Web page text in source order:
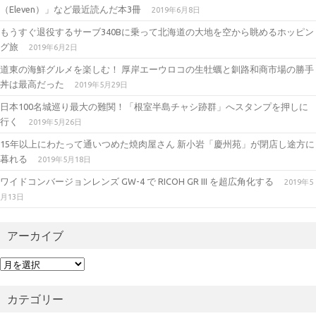
m
（Eleven）」など最近読んだ本3冊 2019年6月8日
もうすぐ退役するサーブ340Bに乗って北海道の大地を空から眺めるホッピン
グ旅
2019年6月2日
道東の海鮮グルメを楽しむ！ 厚岸エーウロコの生牡蠣と釧路和商市場の勝手
丼は最高だった
2019年5月29日
日本100名城巡り最大の難関！「根室半島チャシ跡群」へスタンプを押しに
行く
2019年5月26日
15年以上にわたって通いつめた焼肉屋さん 新小岩「慶州苑」が閉店し途方に
暮れる
2019年5月18日
ワイドコンバージョンレンズ GW-4 で RICOH GR III を超広角化する
2019年5
月13日
アーカイブ
ア
イカテゴリー